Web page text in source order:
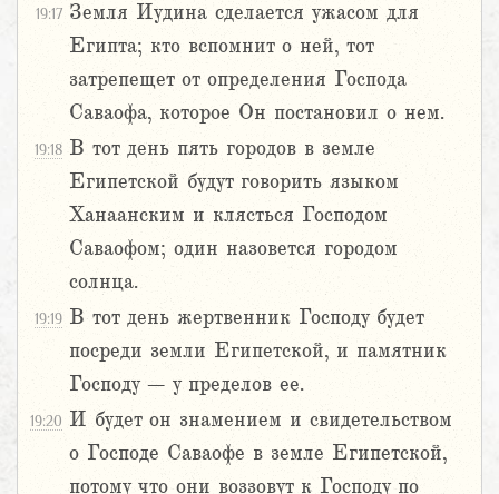
19:17 Земля Иудина сделается ужасом для
Египта; кто вспомнит о ней, тот
затрепещет от определения Господа
Саваофа, которое Он постановил о нем.
19:18 В тот день пять городов в земле
Египетской будут говорить языком
Ханаанским и клясться Господом
Саваофом; один назовется городом
солнца.
19:19 В тот день жертвенник Господу будет
посреди земли Египетской, и памятник
Господу – у пределов ее.
19:20 И будет он знамением и свидетельством
о Господе Саваофе в земле Египетской,
потому что они воззовут к Господу по